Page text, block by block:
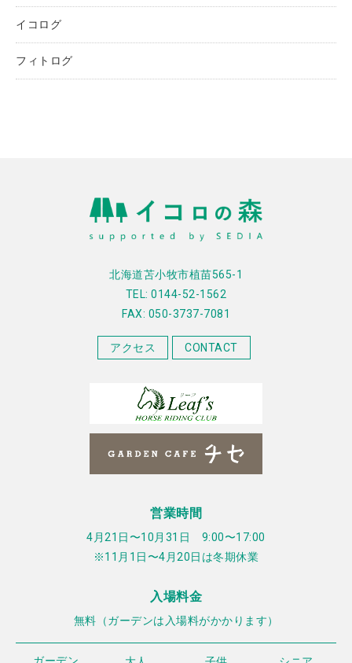
イコログ
フィトログ
北海道苫小牧市植苗565-1
TEL: 0144-52-1562
FAX: 050-3737-7081
アクセス CONTACT
営業時間
4月21日〜10月31日 9:00〜17:00
※11月1日〜4月20日は冬期休業
入場料金
無料（ガーデンは入場料がかかります）